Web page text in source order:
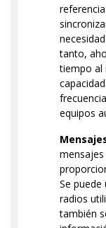
tanto,
tiempo al
equipos
Se
radios
también